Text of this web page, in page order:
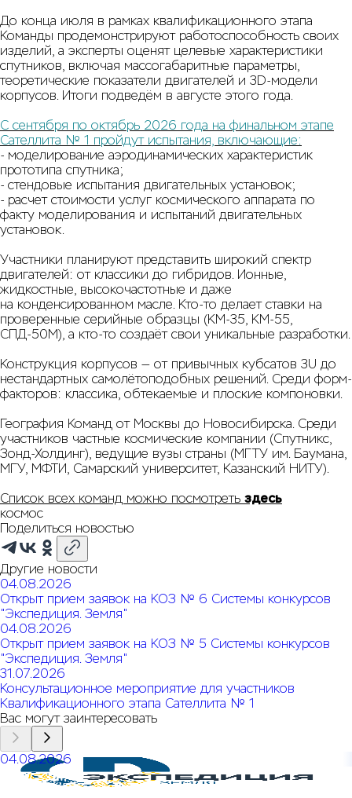
До конца июля в рамках квалификационного этапа
Команды продемонстрируют работоспособность своих
изделий, а эксперты оценят целевые характеристики
спутников, включая массогабаритные параметры,
теоретические показатели двигателей и 3D-модели
корпусов. Итоги подведём в августе этого года.
С сентября по октябрь 2026 года на финальном этапе
Сателлита № 1 пройдут испытания, включающие:
- моделирование аэродинамических характеристик
прототипа спутника;
- стендовые испытания двигательных установок;
- расчет стоимости услуг космического аппарата по
факту моделирования и испытаний двигательных
установок.
Участники планируют представить широкий спектр
двигателей: от классики до гибридов. Ионные,
жидкостные, высокочастотные и даже
на конденсированном масле. Кто-то делает ставки на
проверенные серийные образцы (КМ-35, КМ-55,
СПД-50М), а кто-то создаёт свои уникальные разработки.
Конструкция корпусов — от привычных кубсатов 3U до
нестандартных самолётоподобных решений. Среди форм-
факторов: классика, обтекаемые и плоские компоновки.
География Команд от Москвы до Новосибирска. Среди
участников частные космические компании (Спутникс,
Зонд-Холдинг), ведущие вузы страны (МГТУ им. Баумана,
МГУ, МФТИ, Самарский университет, Казанский НИТУ).
Список всех команд можно посмотреть здесь
космос
Поделиться новостью
Другие новости
04.08.2026
Открыт прием заявок на КОЗ № 6 Системы конкурсов
"Экспедиция. Земля"
04.08.2026
Открыт прием заявок на КОЗ № 5 Системы конкурсов
"Экспедиция. Земля"
31.07.2026
Консультационное мероприятие для участников
Квалификационного этапа Сателлита № 1
Вас могут заинтересовать
04.08.2026
Открыт прием заявок на КОЗ № 6 Системы конкурсов
"Экспедиция. Земля"